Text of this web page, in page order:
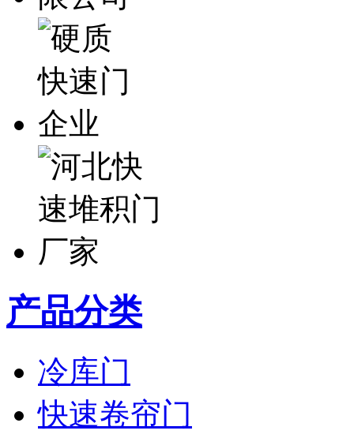
产品分类
冷库门
快速卷帘门